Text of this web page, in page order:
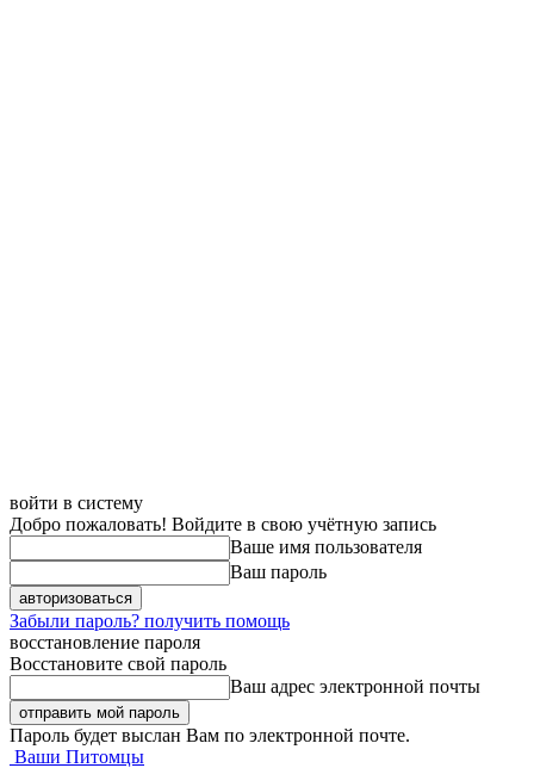
войти в систему
Добро пожаловать! Войдите в свою учётную запись
Ваше имя пользователя
Ваш пароль
Забыли пароль? получить помощь
восстановление пароля
Восстановите свой пароль
Ваш адрес электронной почты
Пароль будет выслан Вам по электронной почте.
Ваши Питомцы